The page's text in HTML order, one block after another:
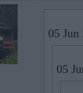
05
05